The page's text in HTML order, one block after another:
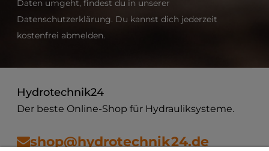
Daten umgeht, findest du in unserer
Datenschutzerklärung. Du kannst dich jederzeit
kostenfrei abmelden.
Hydrotechnik24
Der beste Online-Shop für Hydrauliksysteme.
shop@hydrotechnik24.de